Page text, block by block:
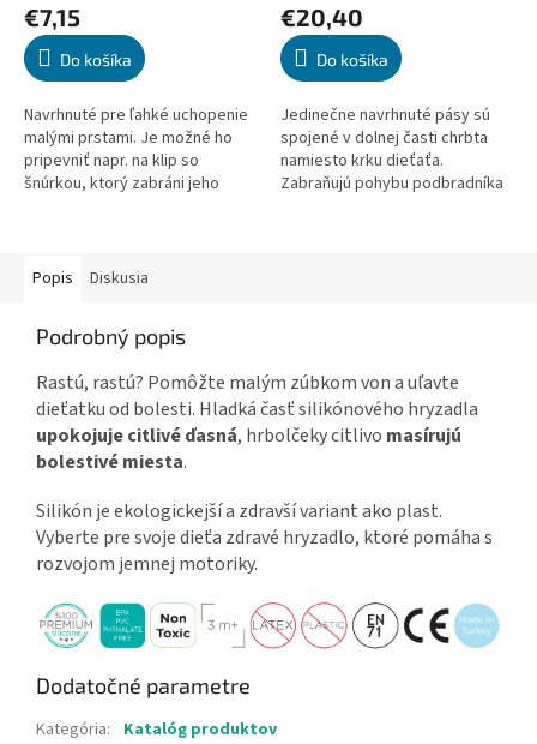
produktu
je
5,0
5
hviezdičiek.
€7,15
Do košíka
Navrhnuté pre ľahké uchopenie
malými prstami. Je možné ho
pripevniť napr. na klip so
šnúrkou, ktorý zabráni jeho
produktu
je
5,0
5
hviezdičiek.
€20,40
Do košíka
Jedinečne navrhnuté pásy sú
spojené v dolnej časti chrbta
namiesto krku dieťaťa.
Zabraňujú pohybu podbradníka
Popis Diskusia
Podrobný popis
Rastú, rastú? Pomôžte malým zúbkom von a uľavte
dieťatku od bolesti. Hladká časť silikónového hryzadla
upokojuje citlivé ďasná, hrbolčeky citlivo masírujú
bolestivé miesta.
Silikón je ekologickejší a zdravší variant ako plast.
Vyberte pre svoje dieťa zdravé hryzadlo, ktoré pomáha s
rozvojom jemnej motoriky.
Dodatočné parametre
Kategória:
Katalóg produktov